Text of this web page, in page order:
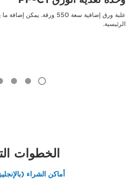
علبة ورق إضافية سعة 550 ورقة.
الرئيسية.
الخطوات
أماكن الشراء